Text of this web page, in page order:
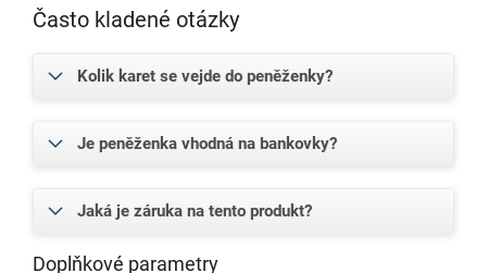
Často kladené otázky
Kolik karet se vejde do peněženky?
Je peněženka vhodná na bankovky?
Jaká je záruka na tento produkt?
Doplňkové parametry